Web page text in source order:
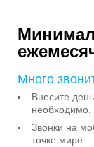
Много
Внесите
необходимо.
Звонки на
точке мире.